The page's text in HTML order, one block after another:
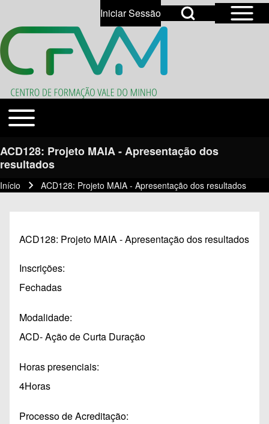
Close search
Search
Open Sidebar
Open Search Block
User account menu
Iniciar SessãoOpen login dialog
Temas
Toggle main menu
ACD128: Projeto MAIA - Apresentação dos
resultados
Navegação estrutural
Início ACD128: Projeto MAIA - Apresentação dos resultados
ACD128: Projeto MAIA - Apresentação dos resultados
Inscrições
Fechadas
Modalidade
ACD- Ação de Curta Duração
Horas presenciais
4Horas
Processo de Acreditação